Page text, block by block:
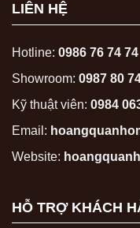
LIÊN HỆ
Hotline: 0986 76 74 74
Showroom: 0987 80
Kỹ thuật viên: 0984
Email:
Website:
HỖ TRỢ KHÁCH